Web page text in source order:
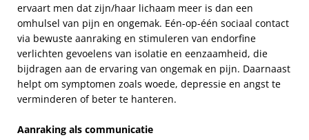
ervaart men dat zijn/haar lichaam meer is dan een
omhulsel van pijn en ongemak. Eén-op-één sociaal contact
via bewuste aanraking en stimuleren van endorfine
verlichten gevoelens van isolatie en eenzaamheid, die
bijdragen aan de ervaring van ongemak en pijn. Daarnaast
helpt om symptomen zoals woede, depressie en angst te
verminderen of beter te hanteren.
Aanraking als communicatie